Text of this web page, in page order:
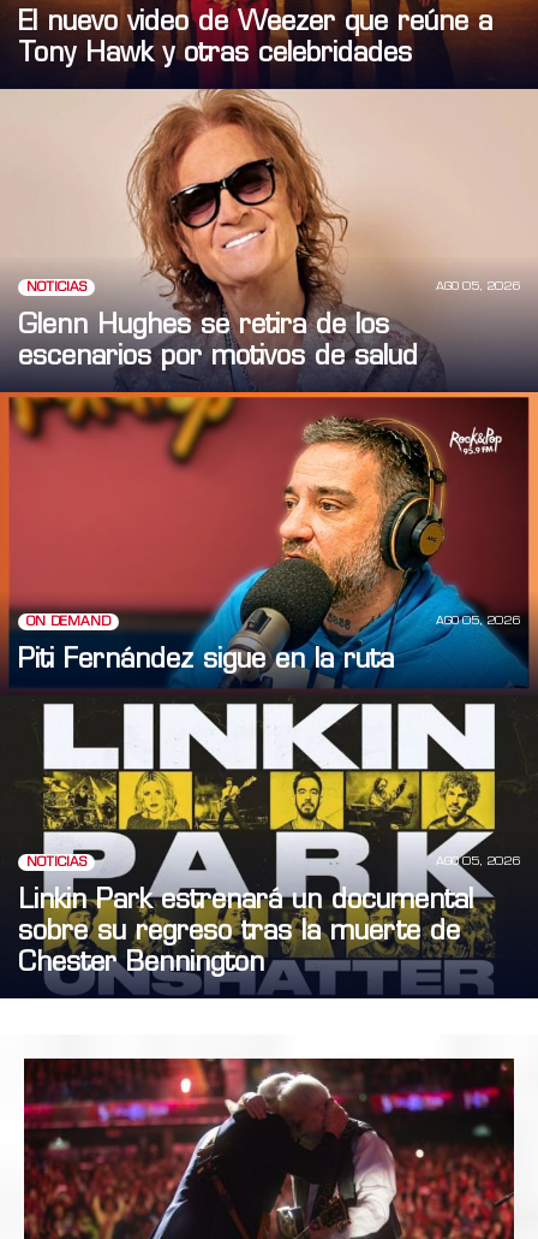
El nuevo video de Weezer que reúne a
Tony Hawk y otras celebridades
NOTICIAS AGO 05, 2026
Glenn Hughes se retira de los
escenarios por motivos de salud
ON DEMAND AGO 05, 2026
Piti Fernández sigue en la ruta
NOTICIAS AGO 05, 2026
Linkin Park estrenará un documental
sobre su regreso tras la muerte de
Chester Bennington